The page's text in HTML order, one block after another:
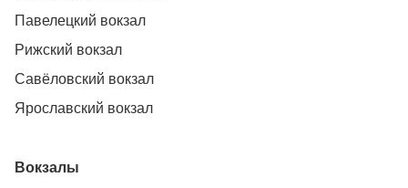
Павелецкий вокзал
Рижский вокзал
Савёловский вокзал
Ярославский вокзал
Вокзалы